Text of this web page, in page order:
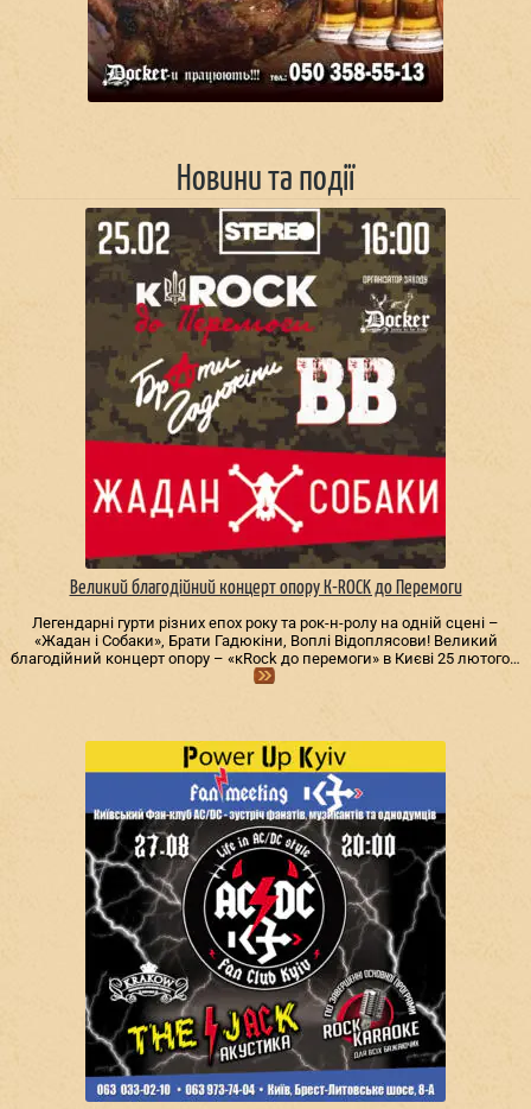
Новини та події
Великий благодійний концерт опору К-ROCK до Перемоги
Легендарні гурти різних епох року та рок-н-ролу на одній сцені –
«Жадан і Собаки», Брати Гадюкіни, Воплі Відоплясови! Великий
благодійний концерт опору – «кRock до перемоги» в Києві 25 лютого…